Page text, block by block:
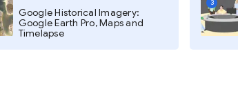
Google Historical Imagery:
Google Earth Pro, Maps and
Timelapse
3
ต้องการได้
ล่าวโดยตรง